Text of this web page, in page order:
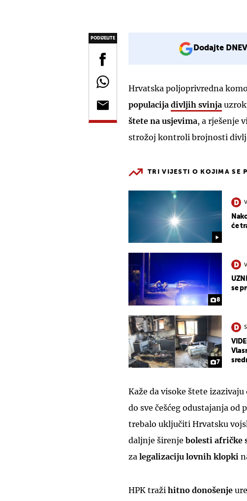
PODIJELITE
Dodajte
Hrvatska poljoprivredna
populacija divljih svinja
štete na usjevima, a rješenje
strožoj kontroli brojnosti
TRI VIJESTI O KOJIMA SE
će
8
se
7
Kaže da visoke štete
do sve češćeg odustajanja od
trebalo uključiti Hrvatsku
daljnje širenje bolesti afričke
za legalizaciju lovnih klopki
HPK traži hitno donošenje